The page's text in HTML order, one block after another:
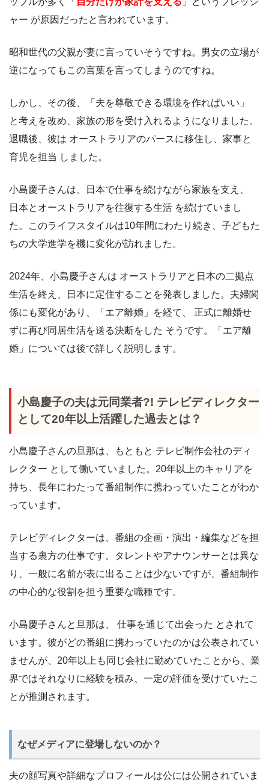
ャー が原因だったと言われています。
昭和世代の父親が妻に言っていそうですね。男女の立場が
逆になってもこの言葉を言ってしまうのですね。
しかし、その後、「夫を尊敬できる環境を作ればいい」
と考えを改め、家族の形を受け入れるようになりました。
退職後、彼は オーストラリアのパースに移住し、家事と
育児を担当 しました。
小島慶子さんは、日本で仕事を続けながら家族を支え、
日本とオーストラリアを往復する生活 を続けていまし
た。このライフスタイルは10年間にわたり続き、子どもた
ちの大学進学を機に変化が訪れました。
2024年、小島慶子さんは オーストラリアと日本の二拠点
生活を終え、日本に定住することを発表しました。夫婦関
係にも変化があり、「エア離婚」を経て、 正式に離婚せ
ずに再び同居生活を送る決断をした そうです。「エア離
婚」については後で詳しく説明します。
小島慶子の夫は元同業者?! テレビディレクター
として20年以上活躍した過去とは？
小島慶子さんの旦那は、もともと テレビ制作会社のディ
レクター として働いていました。20年以上のキャリアを
持ち、長年にわたって番組制作に携わっていたことがわか
っています。
テレビディレクターは、番組の企画・演出・編集などを担
当する裏方の仕事です。タレントやアナウンサーとは異な
り、一般に名前が表に出ることは少ないですが、番組制作
の中心的な役割を担う重要な職種です。
小島慶子さんと旦那は、 仕事を通じて出会った とされて
います。彼がどの番組に携わっていたのかは公表されてい
ませんが、20年以上も同じ会社に勤めていたことから、業
界ではそれなりに経験を積み、一定の評価を受けていたこ
とが推測されます。
なぜメディアに登場しないのか？
夫の顔写真や詳細なプロフィールは公には公開されていま